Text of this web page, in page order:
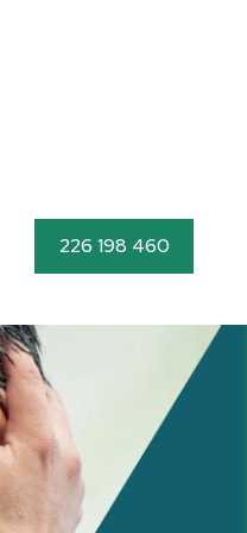
226 198 460